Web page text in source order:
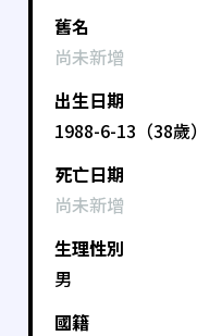
舊名
尚未新增
出生日期
1988-6-13（38歲）
死亡日期
尚未新增
生理性別
男
國籍